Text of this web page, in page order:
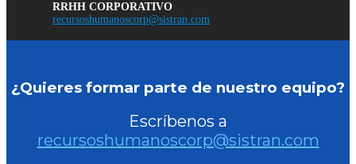
RRHH CORPORATIVO
recursoshumanoscorp@sistran.com
¿Quieres formar parte de nuestro equipo?
Escríbenos a
recursoshumanoscorp@sistran.com